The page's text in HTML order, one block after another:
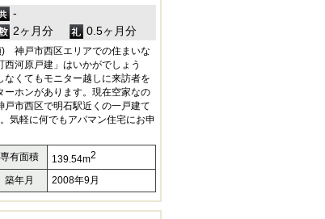
-
2ヶ月分
0.5ヶ月分
) 神戸市西区エリアでの住まいな
河原戸建」はいかがでしょう
くてもモニター越しに来訪者を
ーホンがあります。現在空家なの
市西区で明石駅近くの一戸建て
気軽に何でもアパマン住宅にお申
専有面積 139.54m2
築年月 2008年9月